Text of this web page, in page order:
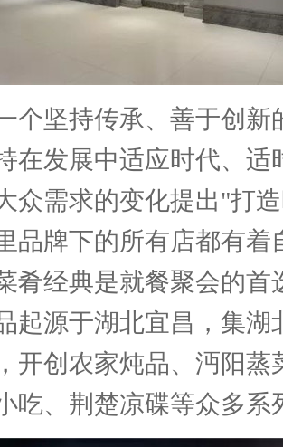
个坚持传承、善于创新
在发展中适应时代、适
众需求的变化提出"打
品牌下的所有店都有着
肴经典是就餐聚会的首
起源于湖北宜昌，集湖
开创农家炖品、沔阳蒸
吃、荆楚凉碟等众多系